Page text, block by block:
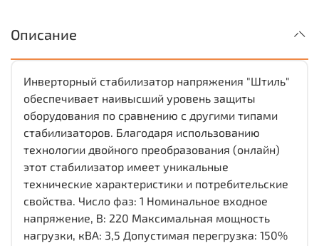
Описание
Инверторный стабилизатор напряжения "Штиль"
обеспечивает наивысший уровень защиты
оборудования по сравнению с другими типами
стабилизаторов. Благодаря использованию
технологии двойного преобразования (онлайн)
этот стабилизатор имеет уникальные
технические характеристики и потребительские
свойства. Число фаз: 1 Номинальное входное
напряжение, В: 220 Максимальная мощность
нагрузки, кВА: 3,5 Допустимая перегрузка: 150%